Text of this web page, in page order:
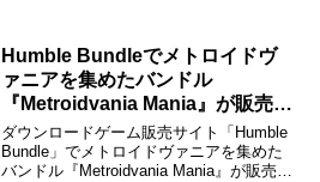
Humble Bundleでメトロイドヴ
ァニアを集めたバンドル
『Metroidvania Mania』が販売
中。
ダウンロードゲーム販売サイト「Humble
Bundle」でメトロイドヴァニアを集めた
バンドル『Metroidvania Mania』が販売中